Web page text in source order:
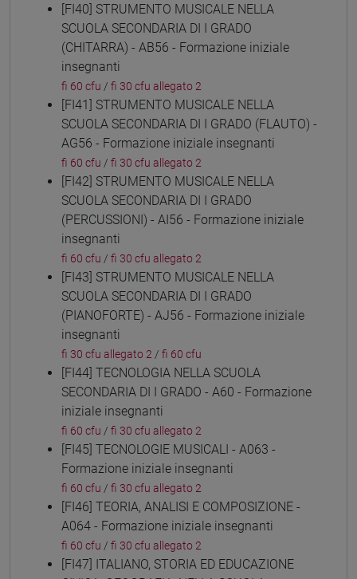
[FI40] STRUMENTO MUSICALE NELLA
SCUOLA SECONDARIA DI I GRADO
(CHITARRA) - AB56 - Formazione iniziale
insegnanti
fi 60 cfu / fi 30 cfu allegato 2
[FI41] STRUMENTO MUSICALE NELLA
SCUOLA SECONDARIA DI I GRADO (FLAUTO) -
AG56 - Formazione iniziale insegnanti
fi 60 cfu / fi 30 cfu allegato 2
[FI42] STRUMENTO MUSICALE NELLA
SCUOLA SECONDARIA DI I GRADO
(PERCUSSIONI) - AI56 - Formazione iniziale
insegnanti
fi 60 cfu / fi 30 cfu allegato 2
[FI43] STRUMENTO MUSICALE NELLA
SCUOLA SECONDARIA DI I GRADO
(PIANOFORTE) - AJ56 - Formazione iniziale
insegnanti
fi 30 cfu allegato 2 / fi 60 cfu
[FI44] TECNOLOGIA NELLA SCUOLA
SECONDARIA DI I GRADO - A60 - Formazione
iniziale insegnanti
fi 60 cfu / fi 30 cfu allegato 2
[FI45] TECNOLOGIE MUSICALI - A063 -
Formazione iniziale insegnanti
fi 60 cfu / fi 30 cfu allegato 2
[FI46] TEORIA, ANALISI E COMPOSIZIONE -
A064 - Formazione iniziale insegnanti
fi 60 cfu / fi 30 cfu allegato 2
[FI47] ITALIANO, STORIA ED EDUCAZIONE